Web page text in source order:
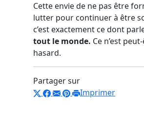
Cette envie de ne pas être
lutter pour continuer à être
c’est exactement ce dont
tout le monde. Ce n’est
hasard.
Partager sur
Imprimer